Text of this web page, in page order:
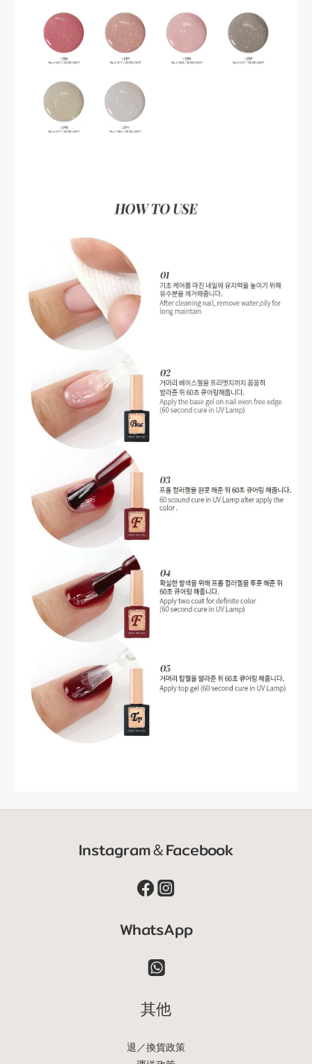
Instagram＆Facebook
WhatsApp
其他
退／換貨政策